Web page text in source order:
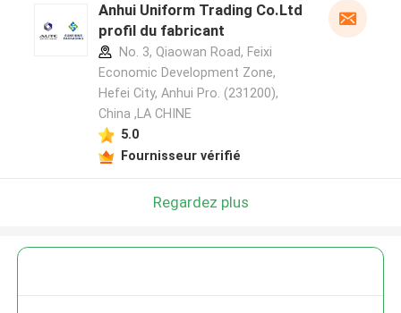
Anhui Uniform Trading Co.Ltd
profil du fabricant
No. 3, Qiaowan Road, Feixi
Economic Development Zone,
Hefei City, Anhui Pro. (231200),
China ,LA CHINE
5.0
Fournisseur vérifié
Regardez plus